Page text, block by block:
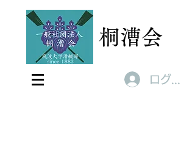
桐漕会
ログイン